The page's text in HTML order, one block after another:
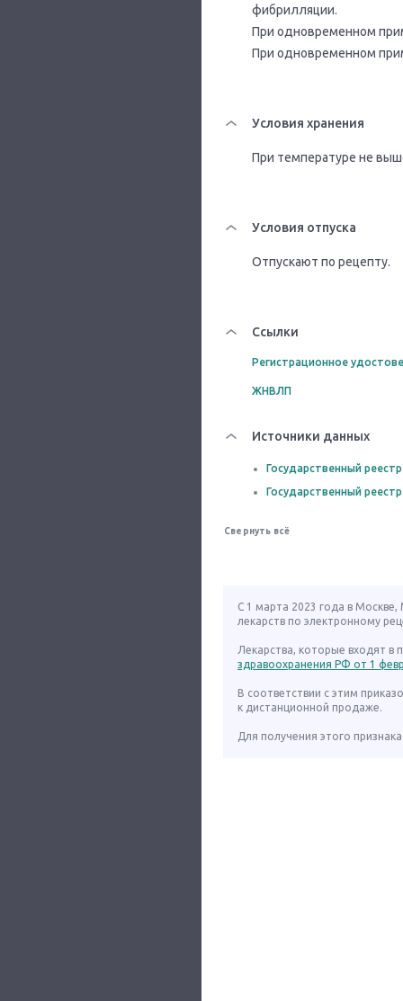
фибрилляции.
При одновременном
При одновременном
Условия хранения
При температуре не
Условия отпуска
Отпускают по рецепту.
Ссылки
Регистрационное
ЖНВЛП
Источники данных
Государственный
Государственный
Свернуть всё
С 1 марта 2023 года в
лекарств по электронному
Лекарства, которые входят в
здравоохранения РФ от 1
В соответствии с этим
к дистанционной продаже.
Для получения этого признака